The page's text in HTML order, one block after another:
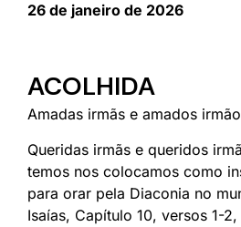
26 de janeiro de 2026
ACOLHIDA
Amadas irmãs e amados
Queridas irmãs e queridos
temos nos colocamos como
para orar pela Diaconia no
Isaías, Capítulo 10, versos 1-